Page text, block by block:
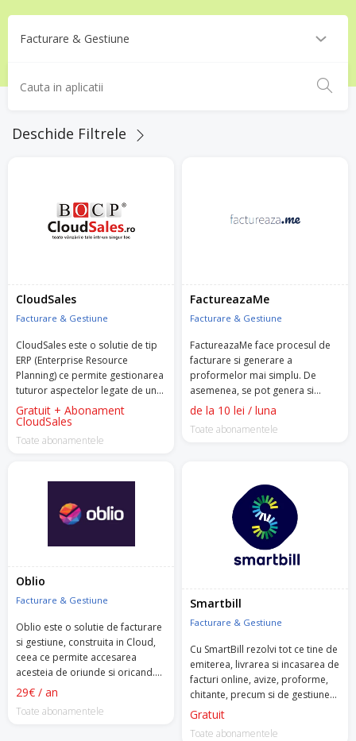
Deschide Filtrele
CloudSales
Facturare & Gestiune
CloudSales este o solutie de tip
ERP (Enterprise Resource
Planning) ce permite gestionarea
tuturor aspectelor legate de un
magazin online dintr-un singur
cont. Fie ca e vorba de stocuri,
preturi si comenzi, marketplace-
toate din contul CloudSales.
Gratuit + Abonament
CloudSales
Toate abonamentele
FactureazaMe
Facturare & Gestiune
FactureazaMe face procesul de
facturare si generare a
proformelor mai simplu. De
asemenea, se pot genera si
rapoarte, iar facturile generate
programul de contabilitate Saga.
de la 10 lei / luna
Toate abonamentele
Oblio
Facturare & Gestiune
Oblio este o solutie de facturare
si gestiune, construita in Cloud,
ceea ce permite accesarea
acesteia de oriunde si oricand.
Are integrare cu cele mai utilizate
WinMentor, Saga, Ciel si e-
29€ / an
Toate abonamentele
Smartbill
Facturare & Gestiune
Cu SmartBill rezolvi tot ce tine de
emiterea, livrarea si incasarea de
facturi online, avize, proforme,
chitante, precum si de gestiunea
stocurilor, nir, fise, bonuri,
Gratuit
Toate abonamentele